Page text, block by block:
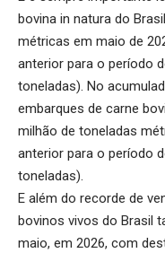
bovina in natura do
métricas em maio de
anterior para o período
toneladas). No
embarques de carne
milhão de toneladas
anterior para o período
toneladas).
E além do recorde de
bovinos vivos do Brasil
maio, em 2026, com